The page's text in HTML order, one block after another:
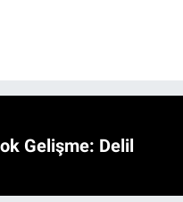
Gelişme: Delil